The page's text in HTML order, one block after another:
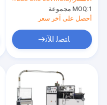
القابل للتصرف
MOQ:1 مجموعة
أحصل على آخر سعر
ﺎﺘﺼﻟ ﺍﻶﻧ